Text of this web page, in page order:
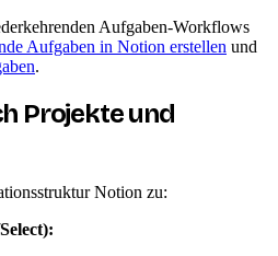
Aufgaben-Workflows
Aufgaben in Notion erstellen und
.
Projekte und
Notion zu: